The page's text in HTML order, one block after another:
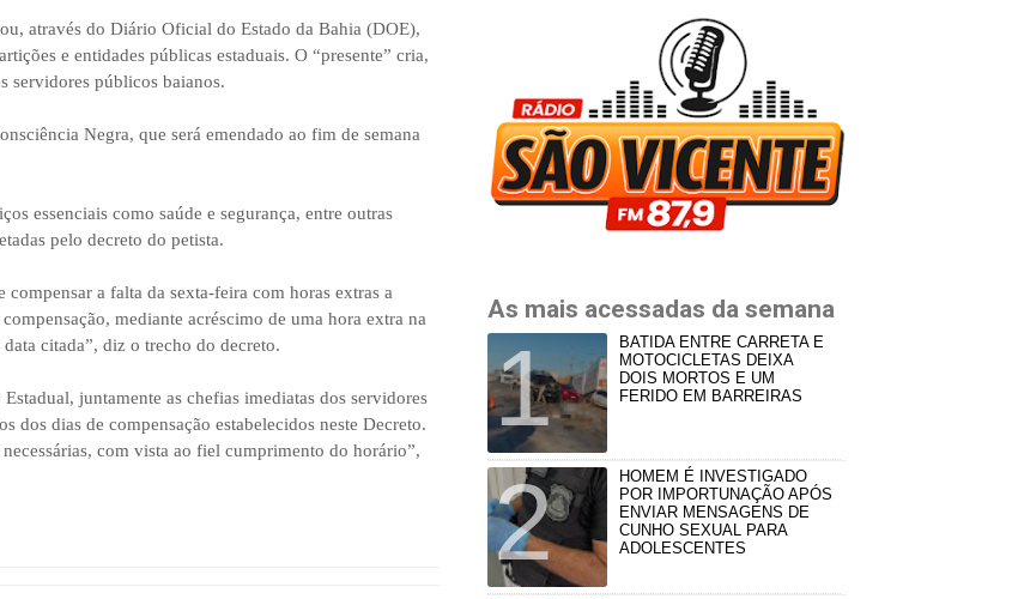
através do Diário Oficial do Estado da Bahia (DOE),
e entidades públicas estaduais. O “presente” cria,
servidores públicos baianos.
Negra, que será emendado ao fim de semana
essenciais como saúde e segurança, entre outras
pelo decreto do petista.
a falta da sexta-feira com horas extras a
mediante acréscimo de uma hora extra na
citada”, diz o trecho do decreto.
juntamente as chefias imediatas dos servidores
dos dias de compensação estabelecidos neste Decreto.
com vista ao fiel cumprimento do horário”,
As mais acessadas da semana
BATIDA ENTRE CARRETA E
MOTOCICLETAS DEIXA
DOIS MORTOS E UM
FERIDO EM BARREIRAS
HOMEM É INVESTIGADO
POR IMPORTUNAÇÃO APÓS
ENVIAR MENSAGENS DE
CUNHO SEXUAL PARA
ADOLESCENTES